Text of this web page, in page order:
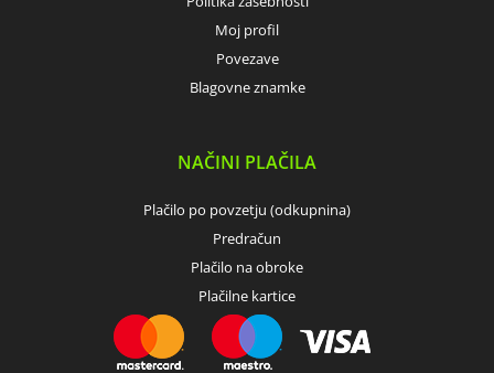
Moj profil
Povezave
Blagovne znamke
NAČINI PLAČILA
Plačilo po povzetju (odkupnina)
Predračun
Plačilo na obroke
Plačilne kartice